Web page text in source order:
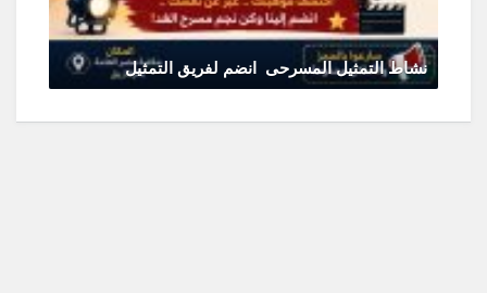
نشاط التمثيل المسرحى انضم لفريق التمثيل